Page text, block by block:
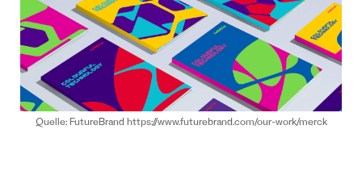
Quelle: FutureBrand https://www.futurebrand.com/our-work/merck